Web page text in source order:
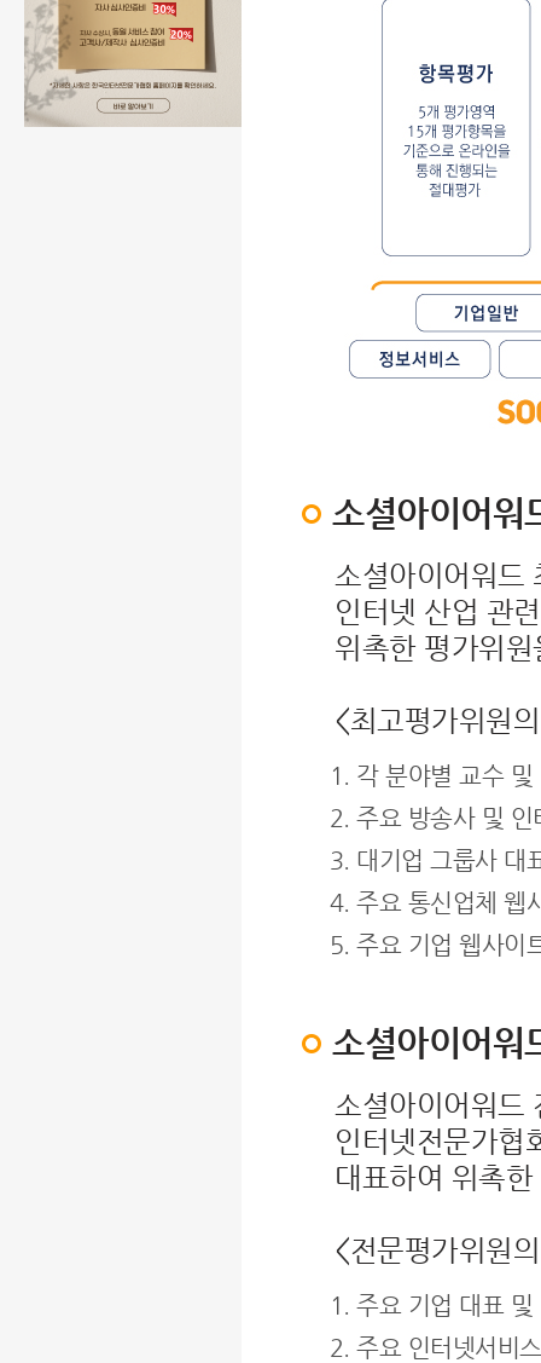
소셜아이어워
소셜아이어워드
인터넷 산업 관
위촉한 평가위
<최고평가위원
각 분야별 교수 및
주요 방송사 및
대기업 그룹사 대
주요 통신업체 웹
주요 기업 웹사이
소셜아이어워
소셜아이어워드
인터넷전문가협
대표하여 위촉
<전문평가위원
주요 기업 대표 및
주요 인터넷서비